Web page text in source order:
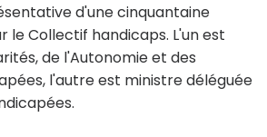
d'une cinquantaine
le Collectif handicaps. L'un est
de l'Autonomie et des
l'autre est ministre déléguée